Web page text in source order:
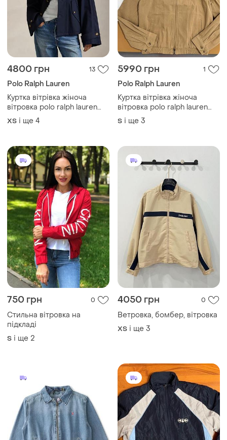
4800 грн 13
Polo Ralph Lauren
Куртка вітрівка жіноча
вітровка polo ralph lauren
ветровка
ХS і ще 4
5990 грн 1
Polo Ralph Lauren
Куртка вітрівка жіноча
вітровка polo ralph lauren
ветровка
S і ще 3
750 грн 0
Стильна вітровка на
підкладі
S і ще 2
4050 грн 0
Ветровка, бомбер, вітровка
ХS і ще 3